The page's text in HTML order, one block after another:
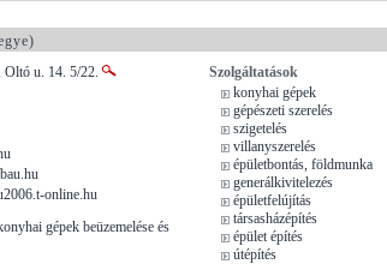
Oltó u. 14. 5/22.
online.hu
gépek beüzemelése és
Szolgáltatások
konyhai gépek
gépészeti szerelés
szigetelés
villanyszerelés
épületbontás, földmunka
generálkivitelezés
épületfelújítás
társasházépítés
épület építés
útépítés